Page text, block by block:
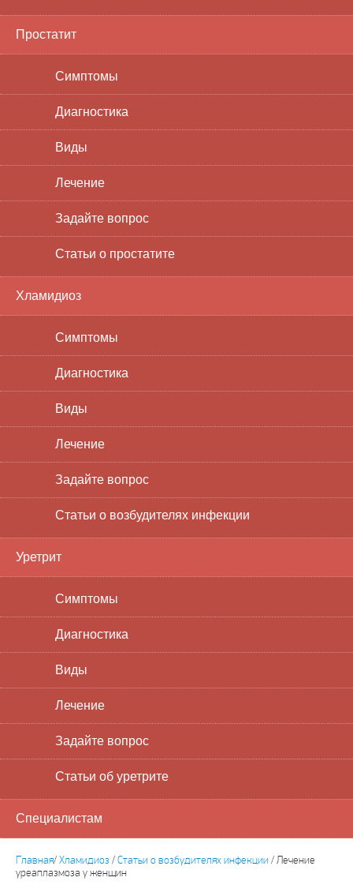
Простатит
Симптомы
Диагностика
Виды
Лечение
Задайте вопрос
Статьи о простатите
Хламидиоз
Симптомы
Диагностика
Виды
Лечение
Задайте вопрос
Статьи о возбудителях инфекции
Уретрит
Симптомы
Диагностика
Виды
Лечение
Задайте вопрос
Статьи об уретрите
Специалистам
Главная/Хламидиоз /Статьи о возбудителях инфекции/Лечение
уреаплазмоза у женщин